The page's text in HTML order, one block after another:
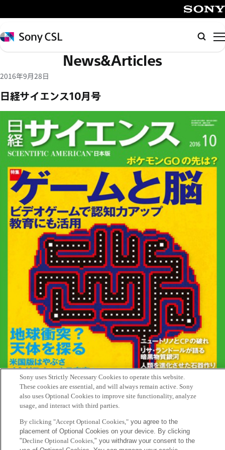
イ
ン
コ
テ
ツ
へ
Sony
CSL
検
索
News&Articles
2016年9月28日
日経サイエンス10月号
「日経サイエンス」10月号に、暦本純一 副所長のインタビュー
記事が掲載されました。
Sony uses Strictly Necessary Cookies to operate this website.
These cookies are essential, and will always remain active. Sony
also uses Optional Cookies to improve site functionality, analyze
usage, and interact with third parties.
By clicking "Accept Optional Cookies,"you agree to the
placement of Optional Cookies on your device. By clicking
"Decline Optional Cookies," you withdraw your consent to the